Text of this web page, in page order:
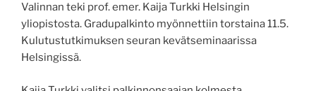
Valinnan teki prof. emer. Kaija Turkki Helsingin
yliopistosta. Gradupalkinto myönnettiin torstaina 11.5.
Kulutustutkimuksen seuran kevätseminaarissa
Helsingissä.